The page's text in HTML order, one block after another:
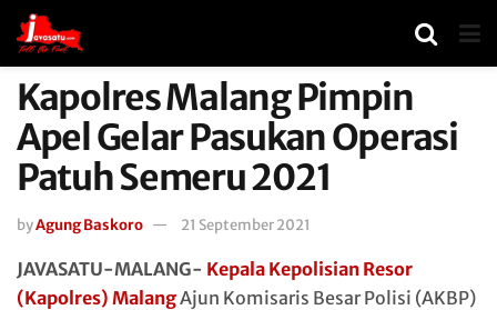
Kapolres Malang Pimpin
Apel Gelar Pasukan Operasi
Patuh Semeru 2021
byAgung Baskoro 21 September 2021
JAVASATU-MALANG- Kepala Kepolisian Resor
(Kapolres) MalangAjun Komisaris Besar Polisi (AKBP)